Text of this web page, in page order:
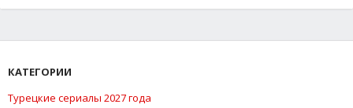
КАТЕГОРИИ
Турецкие сериалы 2027 года